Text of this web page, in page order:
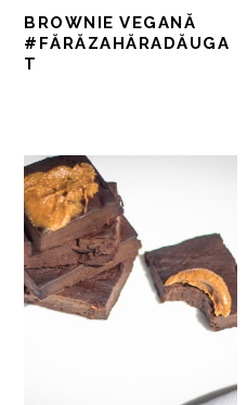
BROWNIE VEGANĂ
#FĂRĂZAHĂRADĂUGA
T